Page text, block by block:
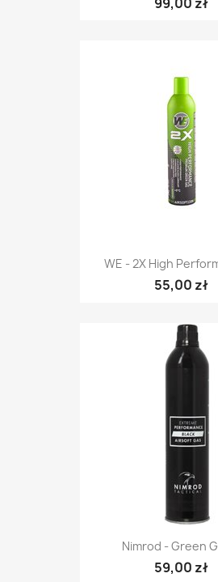
WE - 2X High
55,00 zł
Nimrod - Green
59,00 zł